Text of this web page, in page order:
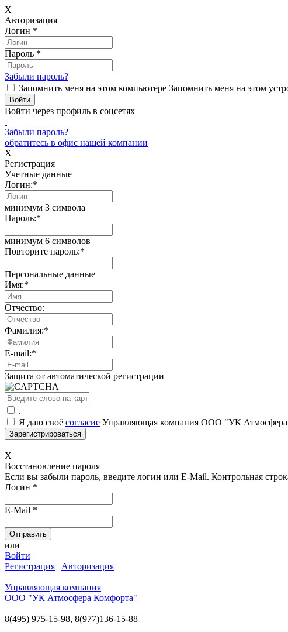
X
Авторизация
Логин *
Пароль *
Забыли пароль?
Запомнить меня на этом компьютере Запомнить меня на этом
Войти через профиль в соцсетях
Забыли пароль?
обратитесь в офис нашей компании
X
Регистрация
Учетные данные
Логин:*
минимум 3 символа
Пароль:*
минимум 6 символов
Повторите пароль:*
Персональные данные
Имя:*
Отчество:
Фамилия:*
E-mail:*
Защита от автоматической регистрации
.
Я даю своё согласие Управляющая компания ООО "УК Атмосфера
X
Восстановление пароля
Если вы забыли пароль, введите логин или E-Mail. Контрольная
Логин *
E-Mail *
или
Войти
Регистрация | Авторизация
Управляющая компания
ООО "УК Атмосфера Комфорта"
8(495) 975-15-98, 8(977)136-15-88